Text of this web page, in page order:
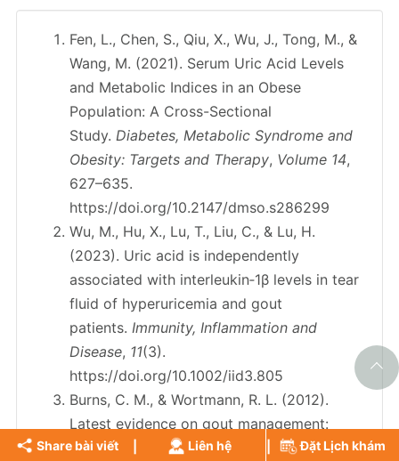
Fen, L., Chen, S., Qiu, X., Wu, J., Tong, M., &
Wang, M. (2021). Serum Uric Acid Levels
and Metabolic Indices in an Obese
Population: A Cross-Sectional
Study. Diabetes, Metabolic Syndrome and
Obesity: Targets and Therapy, Volume 14,
627–635.
https://doi.org/10.2147/dmso.s286299
‌Wu, M., Hu, X., Lu, T., Liu, C., & Lu, H.
(2023). Uric acid is independently
associated with interleukin‐1β levels in tear
fluid of hyperuricemia and gout
patients. Immunity, Inflammation and
Disease, 11(3).
https://doi.org/10.1002/iid3.805
‌Burns, C. M., & Wortmann, R. L. (2012).
Latest evidence on gout management:
what the clinician needs to
Share bài viết Liên hệ Đặt Lịch khám